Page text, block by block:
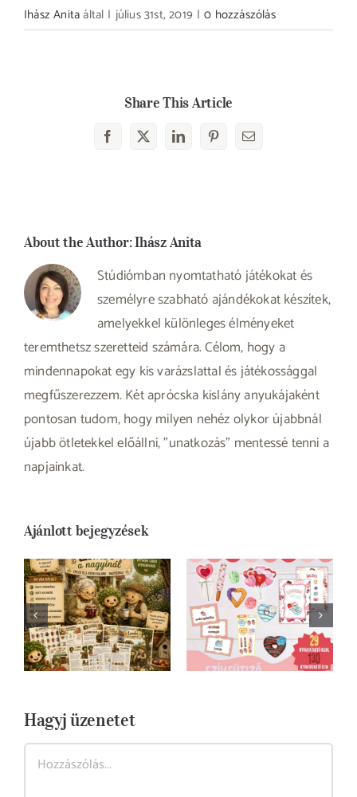
Ihász Anitaáltal | július 31st, 2019 | 0 hozzászólás
Share This Article
Facebook
X LinkedInPinterestEmail:
About the Author:Ihász Anita
Stúdiómban nyomtatható játékokat és
személyre szabható ajándékokat készítek,
amelyekkel különleges élményeket
teremthetsz szeretteid számára. Célom, hogy a
mindennapokat egy kis varázslattal és játékossággal
megfűszerezzem. Két aprócska kislány anyukájaként
pontosan tudom, hogy milyen nehéz olykor újabbnál
újabb ötletekkel előállni, "unatkozás" mentessé tenni a
napjainkat.
Ajánlott bejegyzések
Lombó a
nagyiéknál, avagy
milyen volt régen
gyereknek lenni
Ingyenesen
letölthető
Szívsütiző -
szerepjáték
csomag
gyerekeknek-
Hagyj üzenetet
Hozzászólás